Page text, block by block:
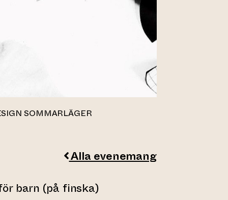
SOMMARLÄGER
Alla evenemang
barn (på finska)